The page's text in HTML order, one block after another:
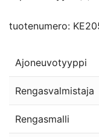
tuotenumero:
Ajoneuvotyyppi
Rengasvalmistaja
Rengasmalli